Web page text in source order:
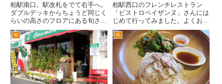
柏駅南口。駅改札をでて右手へ。
ダブルデッキからちょうど同じく
らいの高さのフロアにある旬さ
ん。 外から店内の混雑具合を把
握することができて、とても便利
です。 このビルは飲食店ばかり
が入居しています。どこへ行くに
もエレベーターを利用するため、
１...
柏駅西口のフレンチレストラン
「ビストロペイザンヌ」さんには
じめて行ってみました。よくお店
の前を通るのですが、なかなか入
る機会がなくて。 柏駅西口、あ
るいは南口を出て線路沿いに国道
６号方面へ歩いていきます。線路
沿いから右へ急カーブを曲がり、
ラ...
柏 柏